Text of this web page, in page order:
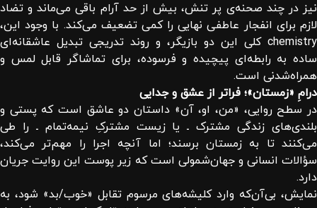
نیز در چند صحنه‌ی پر تنش، بیش از حد آرام باقی می‌ماند و تضاد
لازم برای انفجار عاطفی نهایی را کمی تضعیف می‌کند. با وجود این،
chemistry کلی این دو بازیگر، و روند تدریجی تبدیل عاشقانه‌ای
ساده به رابطه‌ای پیچیده و فرسوده، برای تماشاگر قابل لمس و
همراه‌شدنی است.
درامِ «زمستان»؛ فراتر از عشق و جدایی
در سطح روایی، «من، او، آن» داستان دو عاشق است که پستی و
بلندی‌های زندگی مشترک ـ یا زیست مشترکِ نیمه‌تمام ـ را طی
می‌کنند تا به زمستان برسند؛ اما آنچه اجرا را مهم‌تر می‌کند،
سؤالات انسانی و جهان‌شمولی است که زیر پوست این روایت جریان
دارد.
نمایش، بی‌آن‌که وارد کلیشه‌های مرسوم تقابل «خوب/بد» شود، به